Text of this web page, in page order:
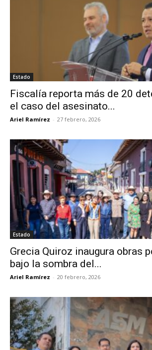
Estado
Fiscalía reporta más de 20
el caso del asesinato...
Ariel Ramírez - 27 febrero, 2026
Estado
Grecia Quiroz inaugura obras
bajo la sombra del...
Ariel Ramírez - 20 febrero, 2026